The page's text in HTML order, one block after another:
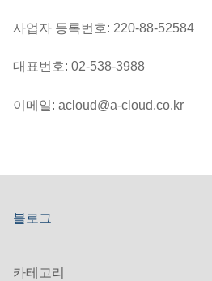
사업자 등록번호: 220-88-52584
대표번호: 02-538-3988
이메일: acloud@a-cloud.co.kr
블로그
카테고리